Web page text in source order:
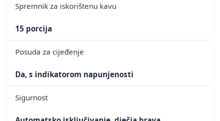
Spremnik za iskorištenu kavu
15 porcija
Posuda za cijeđenje
Da, s indikatorom napunjenosti
Sigurnost